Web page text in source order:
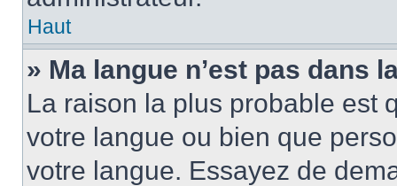
Haut
» Ma langue n’est pas dans
La raison la plus probable est
votre langue ou bien que
votre langue. Essayez de